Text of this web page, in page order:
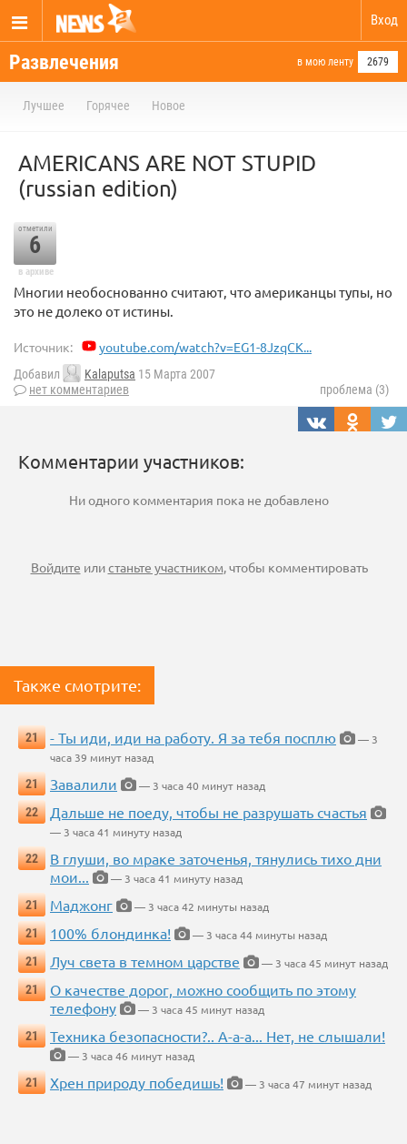
Вход
Развлечения в мою ленту 2679
Лучшее Горячее Новое
AMERICANS ARE NOT STUPID
(russian edition)
отметили
6
в архиве
Многии необоснованно считают, что американцы тупы, но
это не долеко от истины.
Источник: youtube.com/watch?v=EG1-8JzqCK...
Добавил Kalaputsa 15 Марта 2007
нет комментариев
проблема (3)
Комментарии участников:
Ни одного комментария пока не добавлено
Войдите илистаньте участником, чтобы комментировать
Также смотрите:
21 - Ты иди, иди на работу. Я за тебя посплю
— 3
часа 39 минут назад
21
Завалили
— 3 часа 40 минут назад
22
Дальше не поеду, чтобы не разрушать счастья
— 3 часа 41 минуту назад
22
В глуши, во мраке заточенья, тянулись тихо дни
мои...
— 3 часа 41 минуту назад
21
Маджонг
— 3 часа 42 минуты назад
21
100% блондинка!
— 3 часа 44 минуты назад
21
Луч света в темном царстве
— 3 часа 45 минут назад
21
О качестве дорог, можно сообщить по этому
телефону
— 3 часа 45 минут назад
21
Техника безопасности?.. А-а-а... Нет, не слышали!
— 3 часа 46 минут назад
21
Хрен природу победишь! — 3 часа 47 минут назад